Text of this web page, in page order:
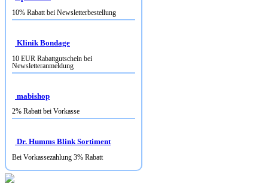
10% Rabatt bei Newsletterbestellung
Klinik Bondage
10 EUR Rabattgutschein bei
Newsletteranmeldung
mabishop
2% Rabatt bei Vorkasse
Dr. Humms Blink Sortiment
Bei Vorkassezahlung 3% Rabatt